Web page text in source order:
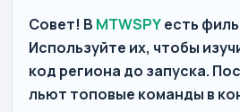
Совет! В MTWSPYесть
Используйте их, чтобы
код региона до запуска.
льют топовые команды в